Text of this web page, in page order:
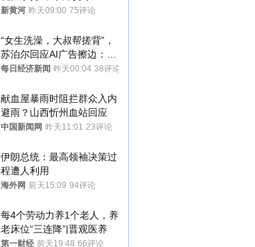
调查，对责任人采取最严厉
新黄河 昨天09:00 75评论
“女生洗澡，大叔帮搓背”，
苏泊尔回应AI广告擦边：视
频全下架，已强化内容管理
每日经济新闻 昨天00:04 38评论
献血屋暴雨时阻拦群众入内
避雨？山西忻州血站回应
中国新闻网 昨天11:01 23评论
伊朗总统：最高领袖决策过
程遭人利用
海外网 前天15:09 94评论
每4个劳动力养1个老人，养
老床位“三连降”|晋观医养
第一财经 前天19:48 66评论